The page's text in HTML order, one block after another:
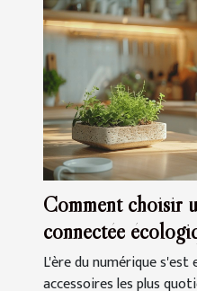
Comment choisir
connectée
L'ère du numérique s'est
accessoires les plus